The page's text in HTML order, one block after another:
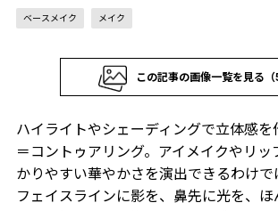
ベースメイク メイク
この記事の画像一覧を見る（5
ハイライトやシェーディングで立体感を
＝コントゥアリング。アイメイクやリッ
かりやすい華やかさを演出できるわけで
フェイスラインに影を、鼻先に光を、